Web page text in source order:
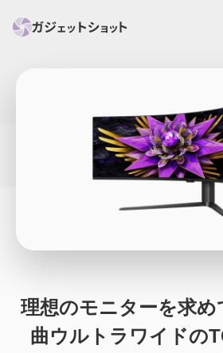
スマホ PC関連
スマートホーム アクシ
iPad Mac
理想のモニターを求め
曲ウルトラワイドの